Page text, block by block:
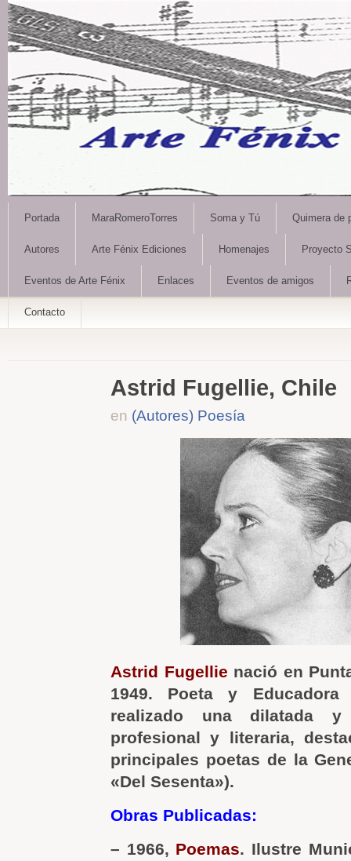
Portada MaraRomeroTorres Soma y Tú Quimera de
Autores Arte Fénix Ediciones Homenajes Proyecto
Eventos de Arte Fénix Enlaces Eventos de amigos
Contacto
Astrid Fugellie, Chile
en (Autores) Poesía
Astrid Fugellie nació en
1949. Poeta y
realizado una dilatada y
profesional y literaria,
principales poetas de la
«Del Sesenta»).
Obras Publicadas:
– 1966, Poemas. Ilustre